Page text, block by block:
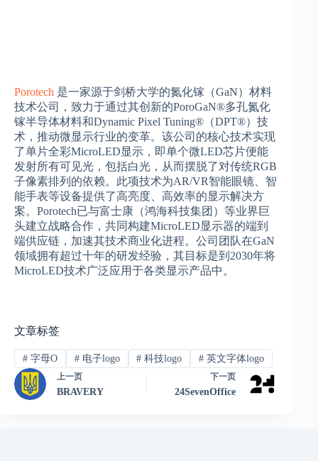
Porotech 是一家源于剑桥大学的氮化镓（GaN）材料
技术公司，致力于通过其创新的PoroGaN®多孔氮化
镓半导体材料和Dynamic Pixel Tuning®（DPT®）技
术，推动微显示行业的变革。该公司的核心技术实现
了单片全彩MicroLED显示，即单个微LED芯片便能
发射所有可见光，包括白光，从而摆脱了对传统RGB
子像素排列的依赖。此项技术为AR/VR智能眼镜、智
能手表等设备提供了高亮度、高效率的显示解决方
案。Porotech已与富士康（鸿海科技集团）等业界巨
头建立战略合作，共同构建MicroLED显示器的端到
端供应链，加速其技术商业化进程。公司团队在GaN
领域拥有超过十年的研发经验，其目标是到2030年将
MicroLED技术广泛应用于各类显示产品中。
文章标签
#字母O #电子logo # 科技logo # 英文字体logo
上一页
BRAVERY
下一页
24SevenOffice